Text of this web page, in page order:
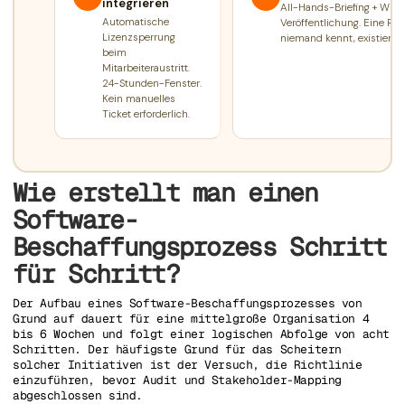
Automatische
Lizenzsperrung
beim
Mitarbeiteraustritt.
24-Stunden-Fenster.
Kein manuelles
Ticket erforderlich.
All-Hands-Briefing + Wiki-
Veröffentlichung. Eine
niemand kennt, existiert
Wie erstellt man einen
Software-
Beschaffungsprozess Schritt
für Schritt?
Der Aufbau eines Software-Beschaffungsprozesses von
Grund auf dauert für eine mittelgroße Organisation 4
bis 6 Wochen und folgt einer logischen Abfolge von acht
Schritten. Der häufigste Grund für das Scheitern
solcher Initiativen ist der Versuch, die Richtlinie
einzuführen, bevor Audit und Stakeholder-Mapping
abgeschlossen sind.